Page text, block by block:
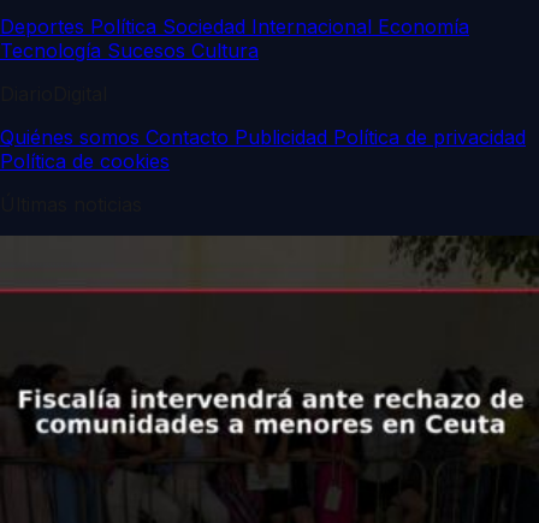
Deportes Política Sociedad Internacional Economía
Tecnología Sucesos Cultura
Quiénes somos Contacto Publicidad Política de privacidad
Política de cookies